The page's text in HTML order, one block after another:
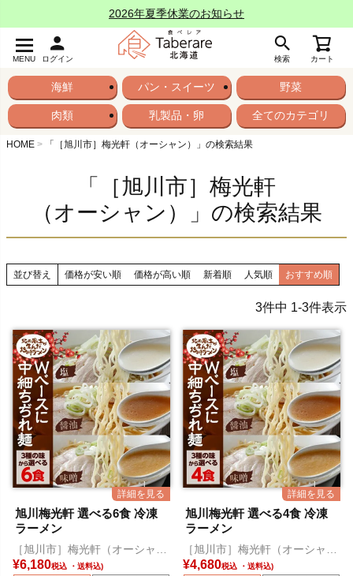
2026年夏季休業のお知らせ
MENU ログイン 検索 カート
海鮮 パン・スイーツ 野菜
肉類 乳製品・卵 全てのカテゴリ
HOME 「［旭川市］梅光軒（オーシャン）」の検索結果
「［旭川市］梅光軒
（オーシャン）」の検索結果
並び替え 価格が安い順 価格が高い順 新着順 人気順 おすすめ順
3件中 1-3件表示
旭川梅光軒 選べる6食 冷凍
ラーメン
［旭川市］梅光軒（オーシャ
ン）
¥6,180税込
旭川梅光軒 選べる4食 冷凍
ラーメン
［旭川市］梅光軒（オーシャ
ン）
¥4,680税込